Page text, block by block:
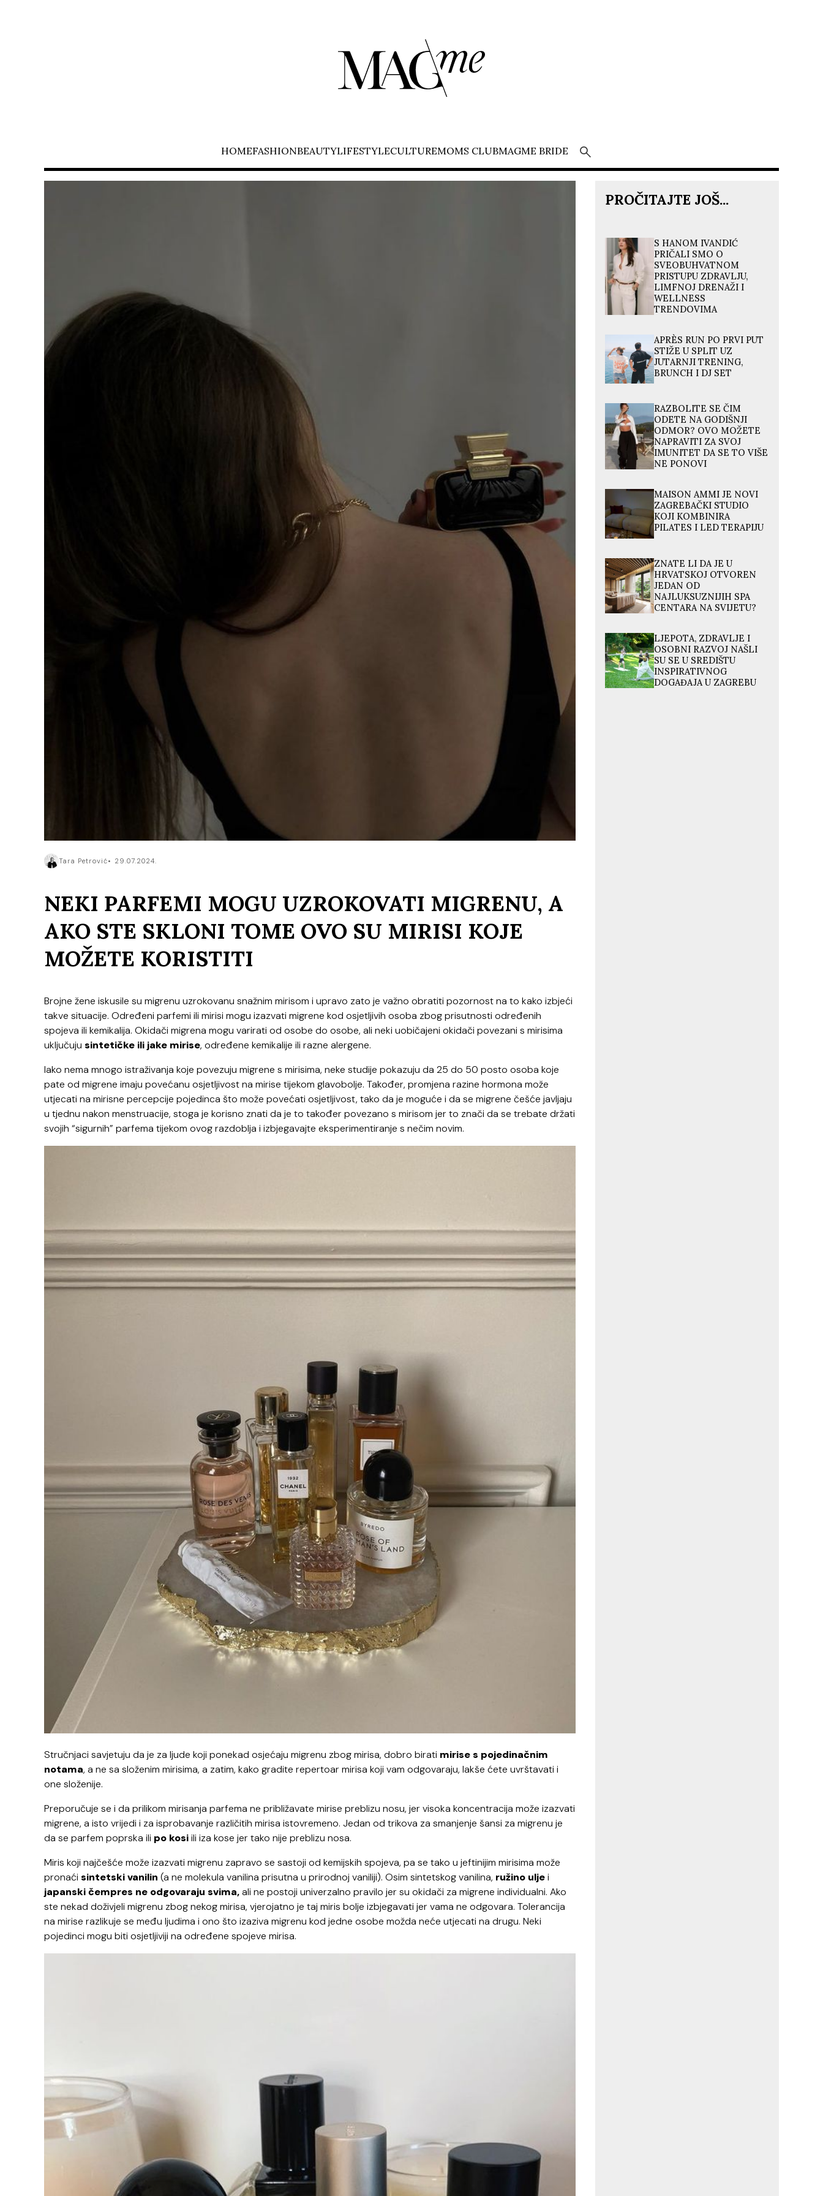
HOMEFASHIONBEAUTYLIFESTYLECULTUREMOMS CLUBMAGME BRIDE
Tara Petrović 29.07.2024.
NEKI PARFEMI MOGU UZROKOVATI MIGRENU, A
AKO STE SKLONI TOME OVO SU MIRISI KOJE
MOŽETE KORISTITI
Brojne žene iskusile su migrenu uzrokovanu snažnim mirisom i upravo zato je važno obratiti pozornost na to kako izbjeći
takve situacije. Određeni parfemi ili mirisi mogu izazvati migrene kod osjetljivih osoba zbog prisutnosti određenih
spojeva ili kemikalija. Okidači migrena mogu varirati od osobe do osobe, ali neki uobičajeni okidači povezani s mirisima
uključuju sintetičke ili jake mirise, određene kemikalije ili razne alergene.
Iako nema mnogo istraživanja koje povezuju migrene s mirisima, neke studije pokazuju da 25 do 50 posto osoba koje
pate od migrene imaju povećanu osjetljivost na mirise tijekom glavobolje. Također, promjena razine hormona može
utjecati na mirisne percepcije pojedinca što može povećati osjetljivost, tako da je moguće i da se migrene češće javljaju
u tjednu nakon menstruacije, stoga je korisno znati da je to također povezano s mirisom jer to znači da se trebate držati
svojih “sigurnih” parfema tijekom ovog razdoblja i izbjegavajte eksperimentiranje s nečim novim.
Stručnjaci savjetuju da je za ljude koji ponekad osjećaju migrenu zbog mirisa, dobro birati mirise s pojedinačnim
notama, a ne sa složenim mirisima, a zatim, kako gradite repertoar mirisa koji vam odgovaraju, lakše ćete uvrštavati i
one složenije.
Preporučuje se i da prilikom mirisanja parfema ne približavate mirise preblizu nosu, jer visoka koncentracija može izazvati
migrene, a isto vrijedi i za isprobavanje različitih mirisa istovremeno. Jedan od trikova za smanjenje šansi za migrenu je
da se parfem poprska ili po kosiili iza kose jer tako nije preblizu nosa.
Miris koji najčešće može izazvati migrenu zapravo se sastoji od kemijskih spojeva, pa se tako u jeftinijim mirisima može
pronaći sintetski vanilin (a ne molekula vanilina prisutna u prirodnoj vaniliji). Osim sintetskog vanilina, ružino uljei
japanski čempres ne odgovaraju svima,ali ne postoji univerzalno pravilo jer su okidači za migrene individualni. Ako
ste nekad doživjeli migrenu zbog nekog mirisa, vjerojatno je taj miris bolje izbjegavati jer vama ne odgovara. Tolerancija
na mirise razlikuje se među ljudima i ono što izaziva migrenu kod jedne osobe možda neće utjecati na drugu. Neki
pojedinci mogu biti osjetljiviji na određene spojeve mirisa.
PROČITAJTE JOŠ...
S HANOM IVANDIĆ
PRIČALI SMO O
SVEOBUHVATNOM
PRISTUPU ZDRAVLJU,
LIMFNOJ DRENAŽI I
WELLNESS
TRENDOVIMA
APRÈS RUN PO PRVI PUT
STIŽE U SPLIT UZ
JUTARNJI TRENING,
BRUNCH I DJ SET
RAZBOLITE SE ČIM
ODETE NA GODIŠNJI
ODMOR? OVO MOŽETE
NAPRAVITI ZA SVOJ
IMUNITET DA SE TO VIŠE
NE PONOVI
MAISON AMMI JE NOVI
ZAGREBAČKI STUDIO
KOJI KOMBINIRA
PILATES I LED TERAPIJU
ZNATE LI DA JE U
HRVATSKOJ OTVOREN
JEDAN OD
NAJLUKSUZNIJIH SPA
CENTARA NA SVIJETU?
LJEPOTA, ZDRAVLJE I
OSOBNI RAZVOJ NAŠLI
SU SE U SREDIŠTU
INSPIRATIVNOG
DOGAĐAJA U ZAGREBU